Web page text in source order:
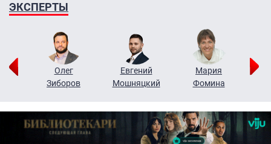
ЭКСПЕРТЫ
Олег
Зиборов
Евгений
Мошняцкий
Мария
Фомина